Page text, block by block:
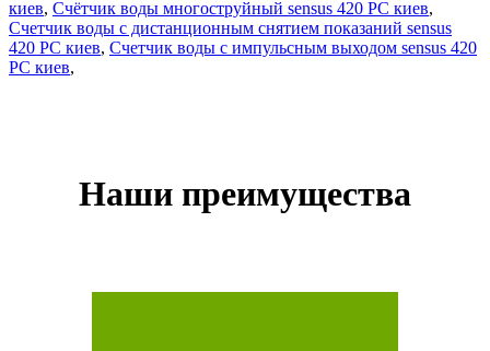
киев, Счётчик воды многоструйный sensus 420 РС киев,
Счетчик воды с дистанционным снятием показаний sensus
420 РС киев, Счетчик воды с импульсным выходом sensus 420
РС киев,
Наши преимущества